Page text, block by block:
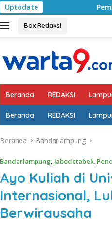
UptodatePemkab Lampung
Box Redaksi
Beranda REDAKSI
Beranda REDAKSI
Beranda Bandarlampung
Bandarlampung, Jabodetabek,
Ayo Kuliah di
Internasional,
Berwirausaha